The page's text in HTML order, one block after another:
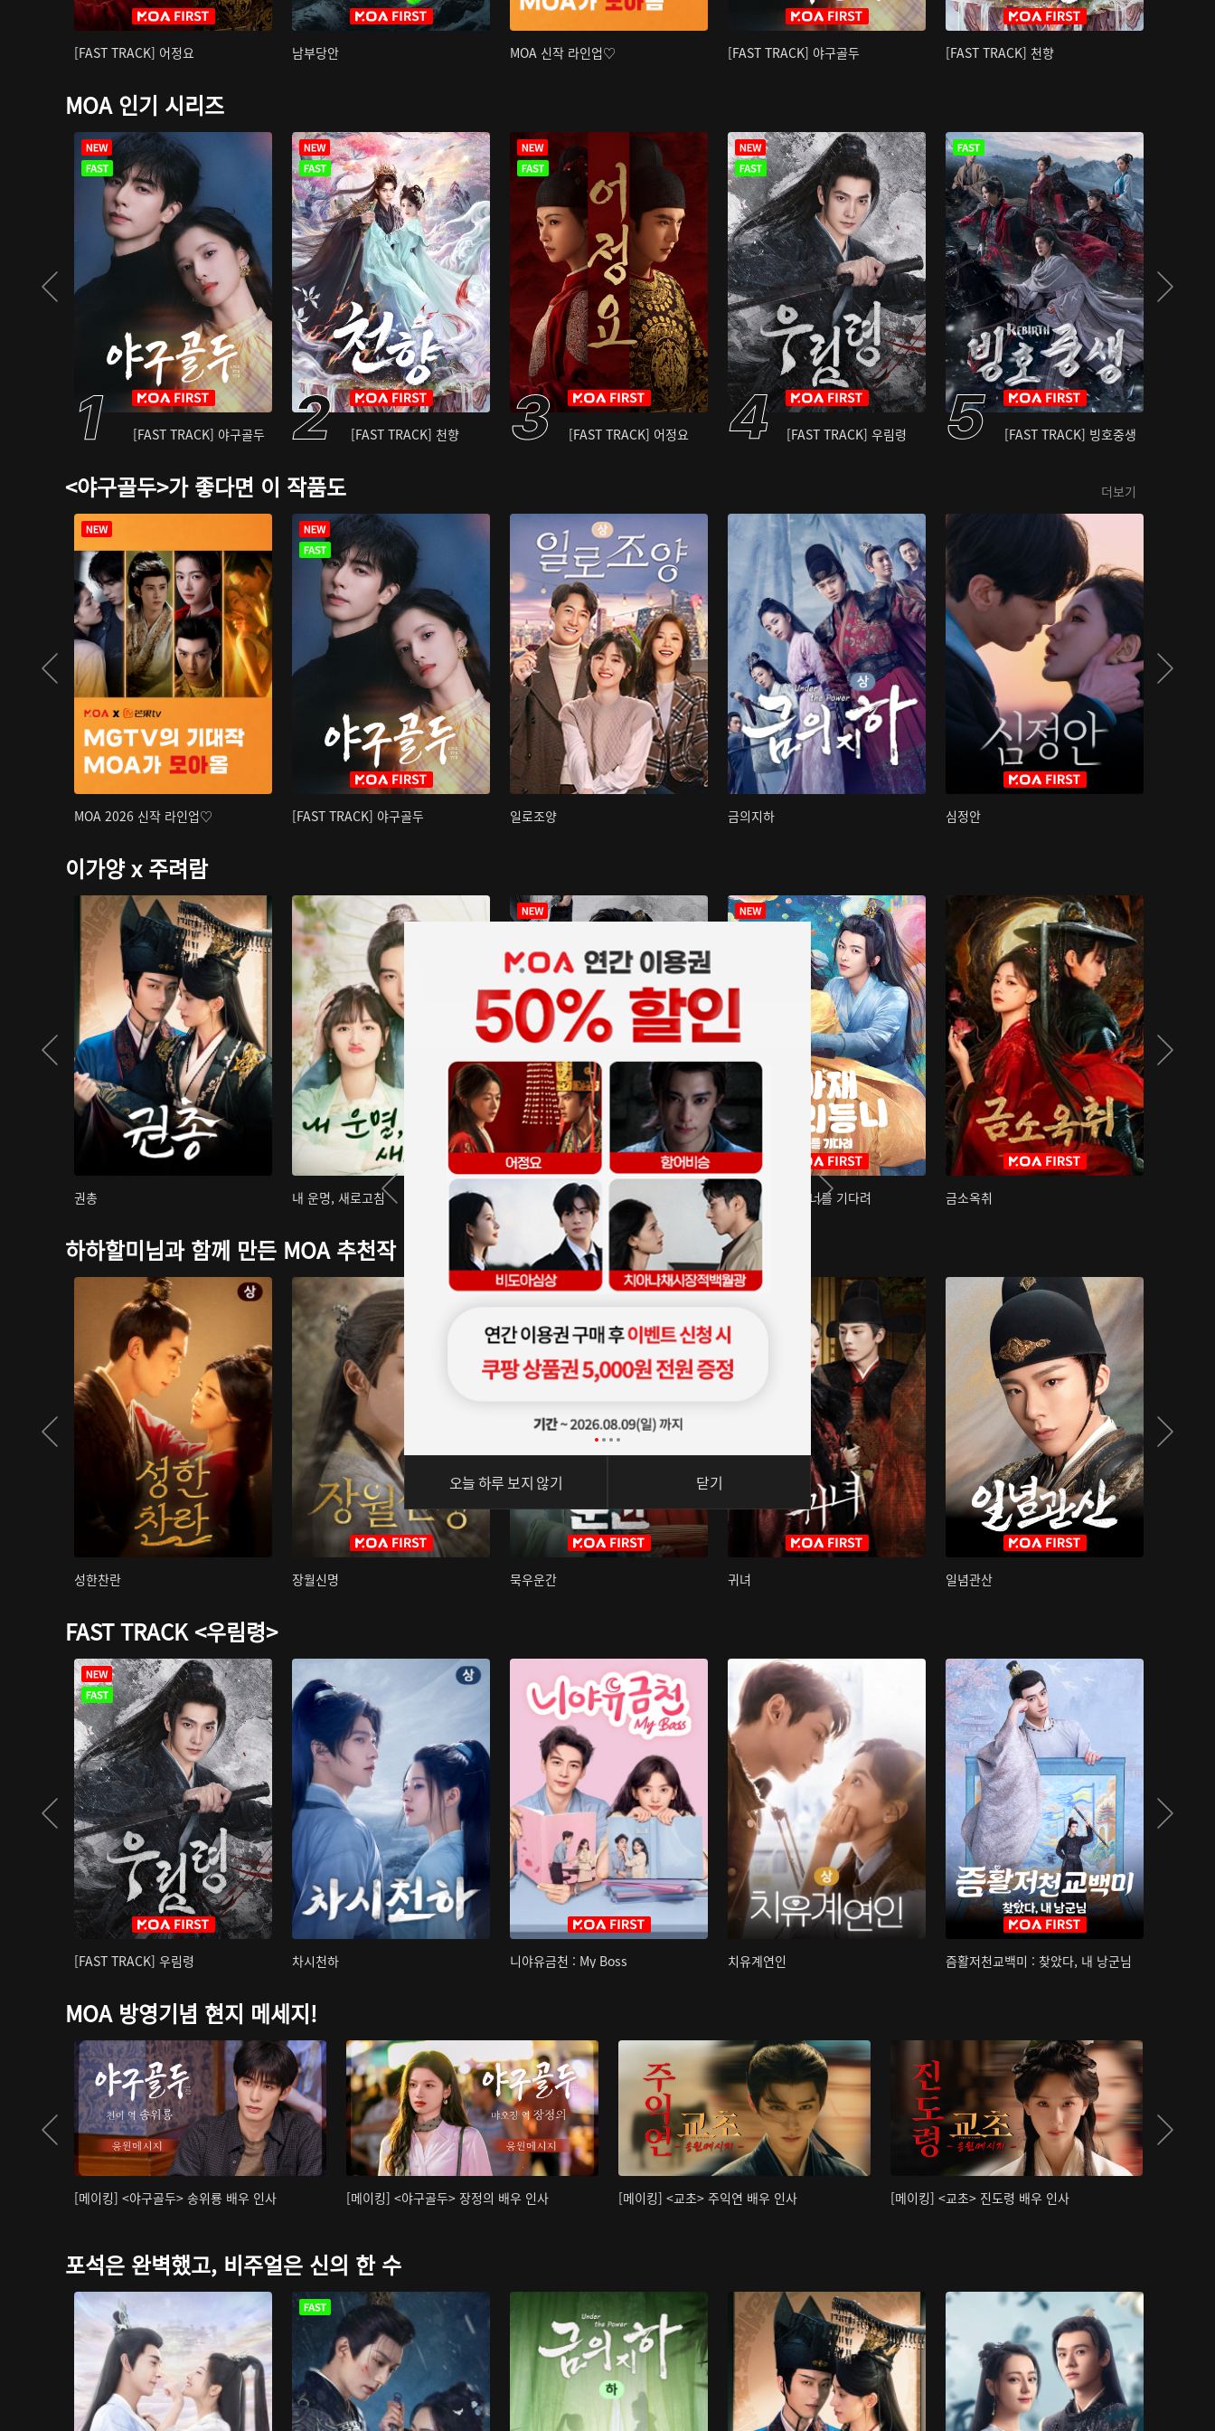
[FAST TRACK] 어정요 남부당안 MOA 신작 라인업♡ [FAST TRACK] 야구골두 [FAST TRACK] 천향
MOA 인기 시리즈
[FAST TRACK] 야구골두 [FAST TRACK] 천향 [FAST TRACK] 어정요 [FAST TRACK] 우림령 [FAST TRACK] 빙호중생
<야구골두>가 좋다면 이 작품도 더보기
MOA 2026 신작 라인업♡ [FAST TRACK] 야구골두 일로조양 금의지하 심정안
이가양 x 주려람
권총 내 운명, 새로고침 아재저리등니 : 너를 기다려 금소옥취
하하할미님과 함께 만든 MOA 추천작
성한찬란 장월신명 묵우운간 귀녀 일념관산
FAST TRACK <우림령>
[FAST TRACK] 우림령 차시천하 니야유금천 : My Boss 치유계연인 즘활저천교백미 : 찾았다, 내 낭군님
MOA 방영기념 현지 메세지!
[메이킹] <야구골두> 송위룡 배우 인사 [메이킹] <야구골두> 장정의 배우 인사 [메이킹] <교초> 주익연 배우 인사 [메이킹] <교초> 진도령 배우 인사
포석은 완벽했고, 비주얼은 신의 한 수
오늘 하루 보지 않기 닫기